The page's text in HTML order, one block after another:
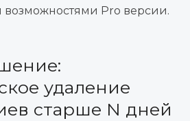
Pro версии.
удаление
старше N дней